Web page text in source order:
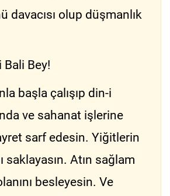
davacısı olup düşmanlık
Bali Bey!
başla çalışıp din-i
ve sahanat işlerine
sarf edesin. Yiğitlerin
saklayasın. Atın sağlam
besleyesin. Ve